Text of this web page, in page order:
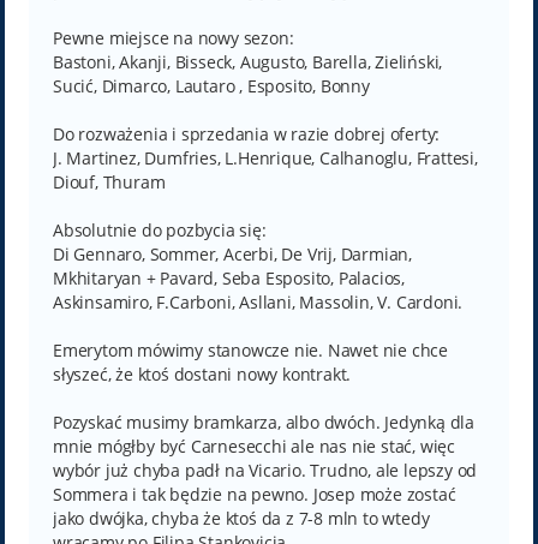
Pewne miejsce na nowy sezon:
Bastoni, Akanji, Bisseck, Augusto, Barella, Zieliński,
Sucić, Dimarco, Lautaro , Esposito, Bonny
Do rozważenia i sprzedania w razie dobrej oferty:
J. Martinez, Dumfries, L.Henrique, Calhanoglu, Frattesi,
Diouf, Thuram
Absolutnie do pozbycia się:
Di Gennaro, Sommer, Acerbi, De Vrij, Darmian,
Mkhitaryan + Pavard, Seba Esposito, Palacios,
Askinsamiro, F.Carboni, Asllani, Massolin, V. Cardoni.
Emerytom mówimy stanowcze nie. Nawet nie chce
słyszeć, że ktoś dostani nowy kontrakt.
Pozyskać musimy bramkarza, albo dwóch. Jedynką dla
mnie mógłby być Carnesecchi ale nas nie stać, więc
wybór już chyba padł na Vicario. Trudno, ale lepszy od
Sommera i tak będzie na pewno. Josep może zostać
jako dwójka, chyba że ktoś da z 7-8 mln to wtedy